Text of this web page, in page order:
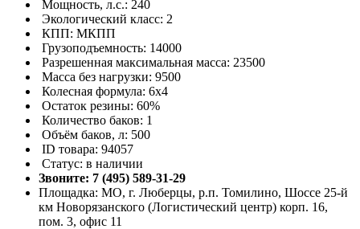
Мощность, л.с.: 240
Экологический класс: 2
КПП: МКПП
Грузоподъемность: 14000
Разрешенная максимальная масса: 23500
Масса без нагрузки: 9500
Колесная формула: 6x4
Остаток резины: 60%
Количество баков: 1
Объём баков, л: 500
ID товара: 94057
Cтатус: в наличии
Звоните: 7 (495) 589-31-29
Площадка: МО, г. Люберцы, р.п. Томилино, Шоссе 25-й
км Новорязанского (Логистический центр) корп. 16,
пом. 3, офис 11